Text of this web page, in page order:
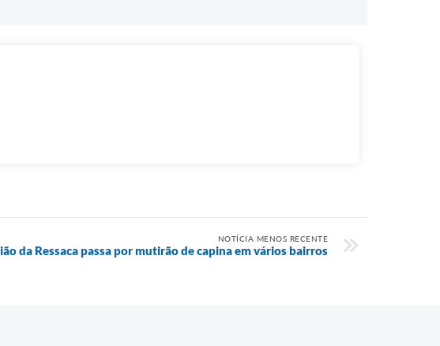
NOTÍCIA MENOS RECENTE
da Ressaca passa por mutirão de capina em vários bairros